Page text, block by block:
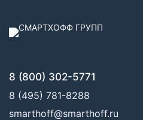
8 (800) 302-5771
8 (495) 781-8288
smarthoff@smarthoff.ru